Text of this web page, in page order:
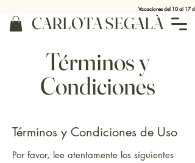
CARLOTA SEGALÀ
Vacaciones del 10 al 17
Términos y
Condiciones
Términos y Condiciones de Uso
Por favor, lee atentamente los siguientes